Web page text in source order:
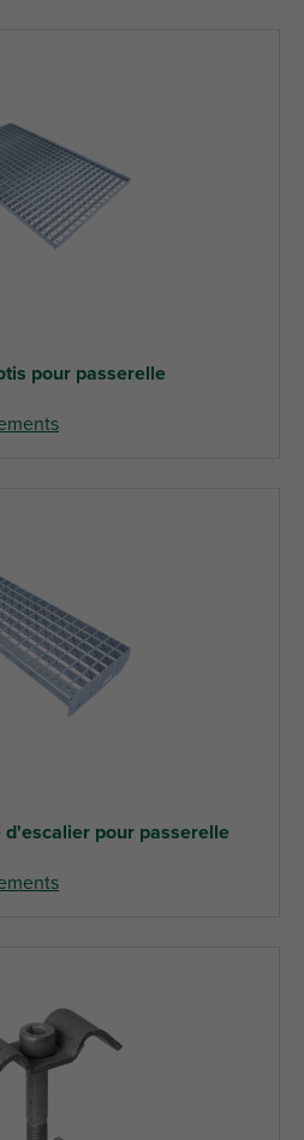
pour passerelle
d'escalier pour passerelle